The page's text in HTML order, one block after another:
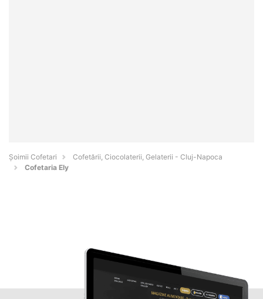
Șoimii Cofetari
Cofetării, Ciocolaterii, Gelaterii - Cluj-Napoca
Cofetaria Ely